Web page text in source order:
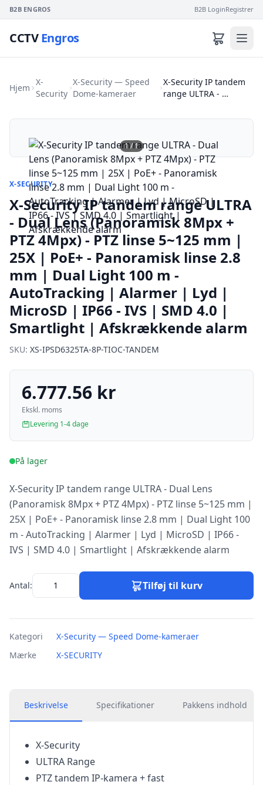
B2B ENGROS B2B LoginRegistrer
CCTVEngros
Hjem
X-
Security
X-Security — Speed
Dome-kameraer
X-Security IP tandem
range ULTRA - …
1/1
X-SECURITY
X-Security IP tandem range ULTRA
- Dual Lens (Panoramisk 8Mpx +
PTZ 4Mpx) - PTZ linse 5~125 mm |
25X | PoE+ - Panoramisk linse 2.8
mm | Dual Light 100 m -
AutoTracking | Alarmer | Lyd |
MicroSD | IP66 - IVS | SMD 4.0 |
Smartlight | Afskrækkende alarm
SKU: XS-IPSD6325TA-8P-TIOC-TANDEM
6.777.56 kr
Ekskl. moms
Levering 1-4 dage
På lager
X-Security IP tandem range ULTRA - Dual Lens
(Panoramisk 8Mpx + PTZ 4Mpx) - PTZ linse 5~125 mm |
25X | PoE+ - Panoramisk linse 2.8 mm | Dual Light 100
m - AutoTracking | Alarmer | Lyd | MicroSD | IP66 -
IVS | SMD 4.0 | Smartlight | Afskrækkende alarm
Antal: Tilføj til kurv
Kategori
X-Security — Speed Dome-kameraer
Mærke
X-SECURITY
Beskrivelse Specifikationer Pakkens indhold
X-Security
ULTRA Range
PTZ tandem IP-kamera + fast